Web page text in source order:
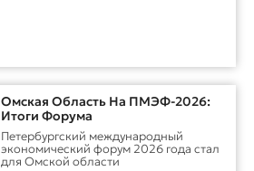
Омская Область На ПМЭФ-2026:
Итоги Форума
Петербургский международный
экономический форум 2026 года стал
для Омской области